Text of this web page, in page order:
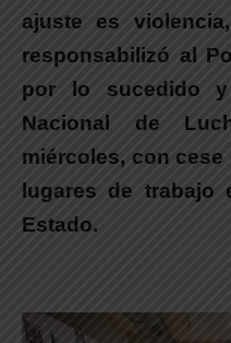
ajuste es
responsabilizó al
por lo sucedido
Nacional de
miércoles, con
lugares de trabajo
Estado.